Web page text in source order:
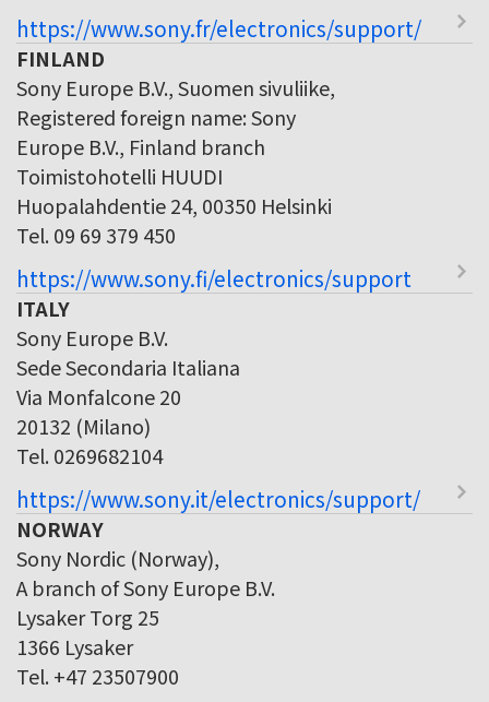
https://www.sony.fr/electronics/support/
FINLAND
Sony Europe B.V., Suomen sivuliike,
Registered foreign name: Sony
Europe B.V., Finland branch
Toimistohotelli HUUDI
Huopalahdentie 24, 00350 Helsinki
Tel. 09 69 379 450
https://www.sony.fi/electronics/support
ITALY
Sony Europe B.V.
Sede Secondaria Italiana
Via Monfalcone 20
20132 (Milano)
Tel. 0269682104
https://www.sony.it/electronics/support/
NORWAY
Sony Nordic (Norway),
A branch of Sony Europe B.V.
Lysaker Torg 25
1366 Lysaker
Tel. +47 23507900